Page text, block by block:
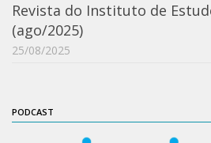
Revista do Instituto de
(ago/2025)
25/08/2025
PODCAST